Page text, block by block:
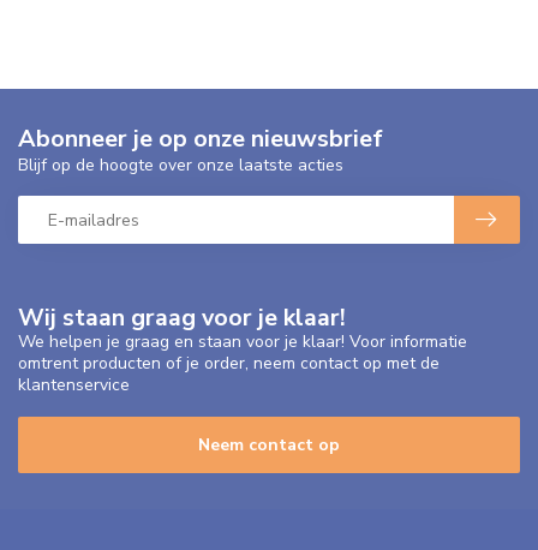
Wij staan graag voor je klaar!
We helpen je graag en staan voor je klaar! Voor informatie
omtrent producten of je order, neem contact op met de
klantenservice
Neem contact op
Abonneer je op onze nieuwsbrief
Blijf op de hoogte over onze laatste acties